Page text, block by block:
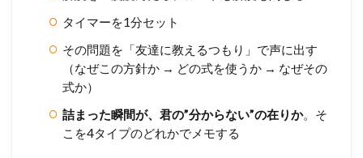
先
生
診
察
室
―
未
理
解
タイマーを1分セット
その問題を「友達に教えるつもり」で声に出す
（なぜこの方針か → どの式を使うか → なぜその
式か）
詰まった瞬間が、君の”分からない”の在りか。そ
こを4タイプのどれかでメモする